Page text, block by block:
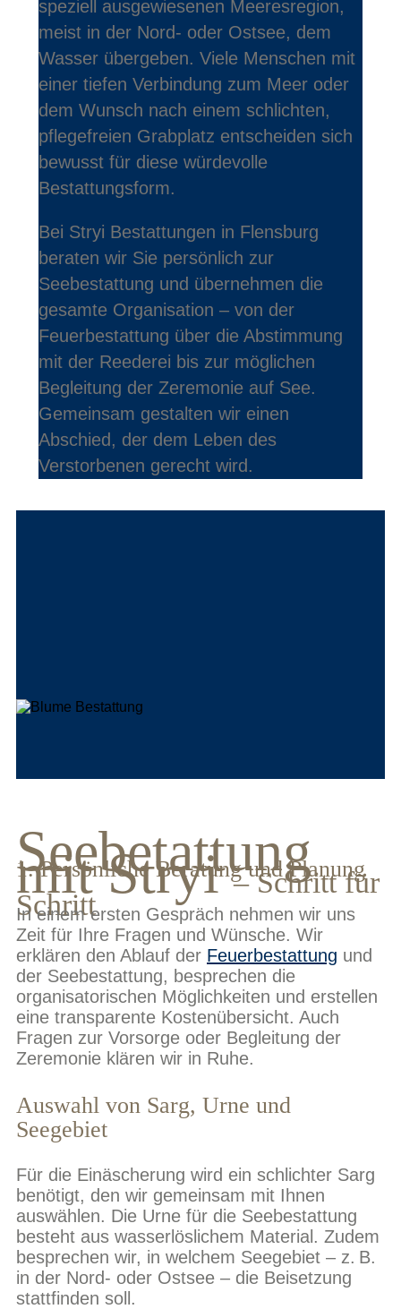
speziell ausgewiesenen Meeresregion,
meist in der Nord- oder Ostsee, dem
Wasser übergeben. Viele Menschen mit
einer tiefen Verbindung zum Meer oder
dem Wunsch nach einem schlichten,
pflegefreien Grabplatz entscheiden sich
bewusst für diese würdevolle
Bestattungsform.
Bei Stryi Bestattungen in Flensburg
beraten wir Sie persönlich zur
Seebestattung und übernehmen die
gesamte Organisation – von der
Feuerbestattung über die Abstimmung
mit der Reederei bis zur möglichen
Begleitung der Zeremonie auf See.
Gemeinsam gestalten wir einen
Abschied, der dem Leben des
Verstorbenen gerecht wird.
Seebetattung
mit Stryi– Schritt für
Schritt
1. Persönliche Beratung und Planung
In einem ersten Gespräch nehmen wir uns
Zeit für Ihre Fragen und Wünsche. Wir
erklären den Ablauf der Feuerbestattung und
der Seebestattung, besprechen die
organisatorischen Möglichkeiten und erstellen
eine transparente Kostenübersicht. Auch
Fragen zur Vorsorge oder Begleitung der
Zeremonie klären wir in Ruhe.
Auswahl von Sarg, Urne und
Seegebiet
Für die Einäscherung wird ein schlichter Sarg
benötigt, den wir gemeinsam mit Ihnen
auswählen. Die Urne für die Seebestattung
besteht aus wasserlöslichem Material. Zudem
besprechen wir, in welchem Seegebiet – z. B.
in der Nord- oder Ostsee – die Beisetzung
stattfinden soll.